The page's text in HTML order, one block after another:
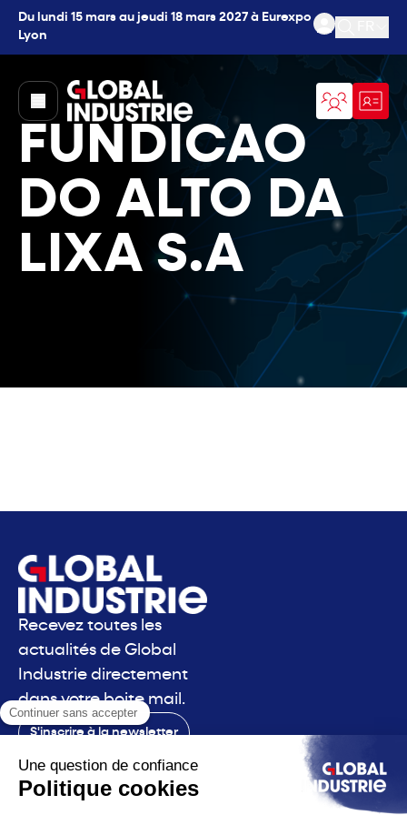
Du lundi 15 mars au jeudi 18 mars 2027 à Eurexpo
Lyon
Ouvrir
page.home
FUNDICAO
DO ALTO DA
LIXA S.A
Recevez toutes les
actualités de Global
Industrie directement
dans votre boite mail.
S'inscrire à la newsletter